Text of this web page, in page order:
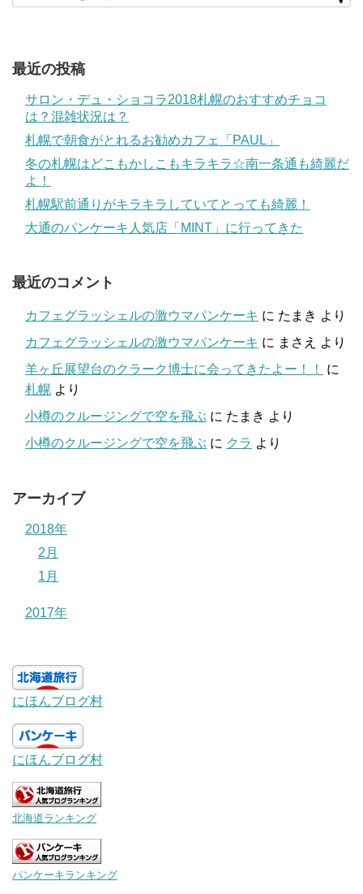
最近の投稿
サロン・デュ・ショコラ2018札幌のおすすめチョコ
は？混雑状況は？
札幌で朝食がとれるお勧めカフェ「PAUL」
冬の札幌はどこもかしこもキラキラ☆南一条通も綺麗だ
よ！
札幌駅前通りがキラキラしていてとっても綺麗！
大通のパンケーキ人気店「MINT」に行ってきた
最近のコメント
カフェグラッシェルの激ウマパンケーキ に たまき より
カフェグラッシェルの激ウマパンケーキ に まさえ
より
羊ヶ丘展望台のクラーク博士に会ってきたよー！！
に
札幌 より
小樽のクルージングで空を飛ぶ に たまき より
小樽のクルージングで空を飛ぶ に クラ より
アーカイブ
2018年
2月
1月
2017年
にほんブログ村
にほんブログ村
北海道ランキング
パンケーキランキング